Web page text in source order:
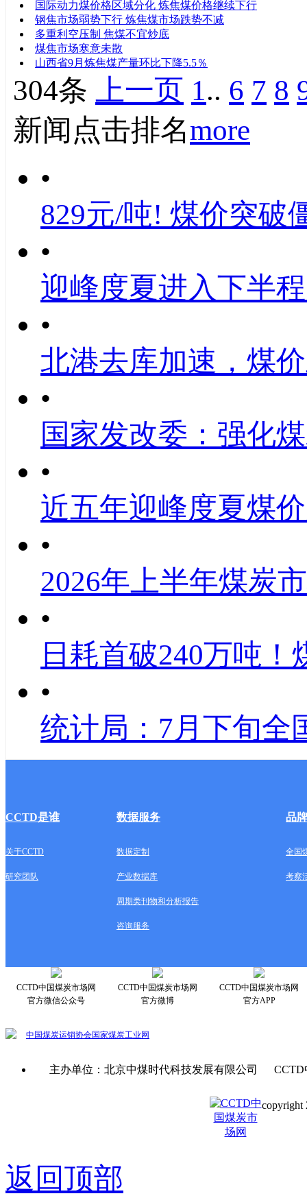
国际动力煤价格区域分化 炼焦煤价格继续下行
钢焦市场弱势下行 炼焦煤市场跌势不减
多重利空压制 焦煤不宜炒底
煤焦市场寒意未散
山西省9月炼焦煤产量环比下降5.5％
304条 上一页 1.. 6 7 8
新闻点击排名more
•
829元/吨! 煤价突破
•
迎峰度夏进入下半
•
北港去库加速，煤
•
国家发改委：强化
•
近五年迎峰度夏煤
•
2026年上半年煤炭
•
日耗首破240万吨！
•
统计局：7月下旬全
CCTD是谁 数据服务 品
关于CCTD 数据定制 全国
研究团队 产业数据库 考察
周期类刊物和分析报告
咨询服务
CCTD中国煤炭市场网
官方微信公众号
CCTD中国煤炭市场网
官方微博
CCTD中国煤炭市场网
官方APP
中国煤炭运销协会国家煤炭工业网
主办单位：北京中煤时代科技发展有限公司
copyright
返回顶部